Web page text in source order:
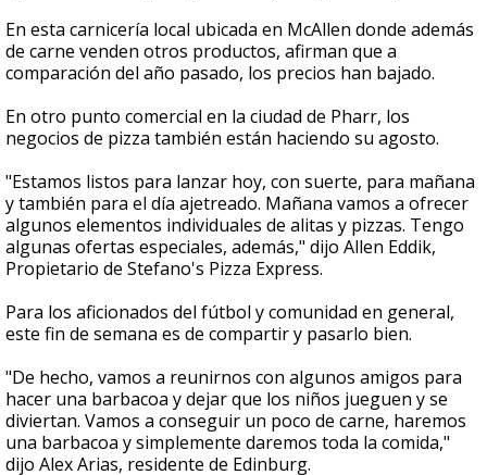
En esta carnicería local ubicada en McAllen donde además
de carne venden otros productos, afirman que a
comparación del año pasado, los precios han bajado.
En otro punto comercial en la ciudad de Pharr, los
negocios de pizza también están haciendo su agosto.
"Estamos listos para lanzar hoy, con suerte, para mañana
y también para el día ajetreado. Mañana vamos a ofrecer
algunos elementos individuales de alitas y pizzas. Tengo
algunas ofertas especiales, además," dijo Allen Eddik,
Propietario de Stefano's Pizza Express.
Para los aficionados del fútbol y comunidad en general,
este fin de semana es de compartir y pasarlo bien.
"De hecho, vamos a reunirnos con algunos amigos para
hacer una barbacoa y dejar que los niños jueguen y se
diviertan. Vamos a conseguir un poco de carne, haremos
una barbacoa y simplemente daremos toda la comida,"
dijo Alex Arias, residente de Edinburg.